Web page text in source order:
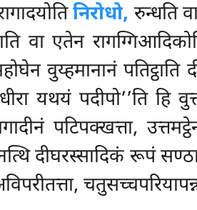
निरोधो, रुन्धति
वा एतेन
वुय्हमानानं पतिट्ठाति
धीरा यथयं पदीपो’’ति
पटिपक्खत्ता,
दीघरस्सादिकं रूपं